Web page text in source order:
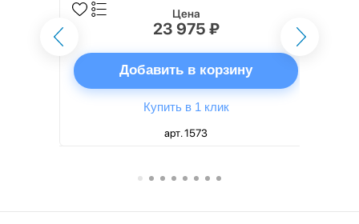
Цена
23 975 ₽
Добавить в корзину
Купить в 1 клик
арт. 1573